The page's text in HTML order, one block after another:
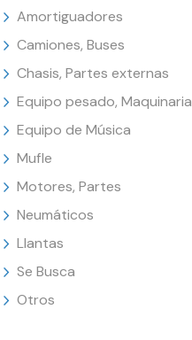
Amortiguadores
Camiones, Buses
Chasis, Partes externas
Equipo pesado, Maquinaria
Equipo de Música
Mufle
Motores, Partes
Neumáticos
Llantas
Se Busca
Otros